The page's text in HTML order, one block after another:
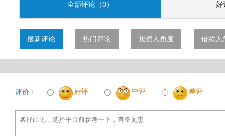
全部评论（0） 好
最新评论 热门评论 投资人角度 借款人
评价： 好评 中评 差评